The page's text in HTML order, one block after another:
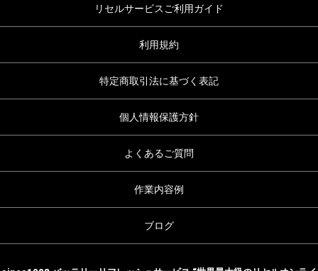
リセルサービスご利用ガイド
利用規約
特定商取引法に基づく表記
個人情報保護方針
よくあるご質問
作業内容例
ブログ